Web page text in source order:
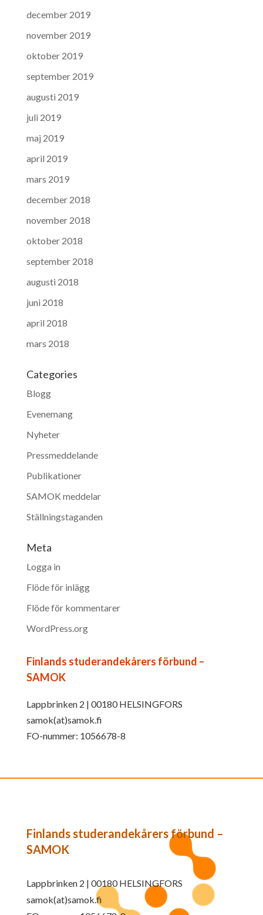
december 2019
november 2019
oktober 2019
september 2019
augusti 2019
juli 2019
maj 2019
april 2019
mars 2019
december 2018
november 2018
oktober 2018
september 2018
augusti 2018
juni 2018
april 2018
mars 2018
Categories
Blogg
Evenemang
Nyheter
Pressmeddelande
Publikationer
SAMOK meddelar
Ställningstaganden
Meta
Logga in
Flöde för inlägg
Flöde för kommentarer
WordPress.org
Finlands studerandekårers förbund –
SAMOK
Lappbrinken 2 | 00180 HELSINGFORS
samok(at)samok.fi
FO-nummer: 1056678-8
Finlands studerandekårers förbund –
SAMOK
Lappbrinken 2 | 00180 HELSINGFORS
samok(at)samok.fi